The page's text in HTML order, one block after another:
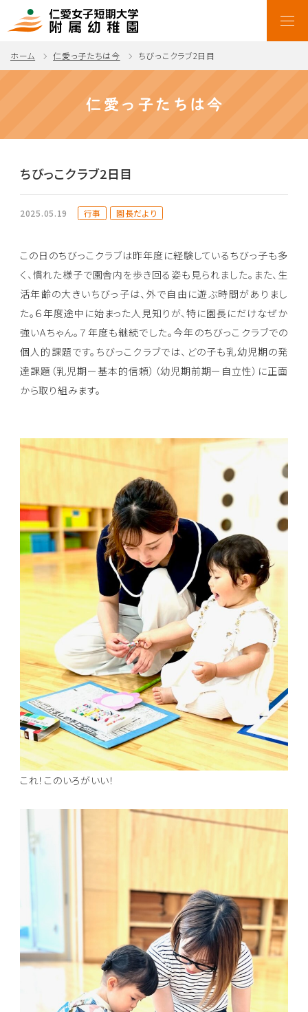
ホーム 仁愛っ子たちは今 ちびっこクラブ2日目
仁愛っ子たちは今
ちびっこクラブ2日目
2025.05.19 行事 園長だより
この日のちびっこクラブは昨年度に経験しているちびっ子も多
く、慣れた様子で園舎内を歩き回る姿も見られました。また、生
活年齢の大きいちびっ子は、外で自由に遊ぶ時間がありまし
た。６年度途中に始まった人見知りが、特に園長にだけなぜか
強いAちゃん。７年度も継続でした。今年のちびっこクラブでの
個人的課題です。ちびっこクラブでは、どの子も乳幼児期の発
達課題（乳児期ー基本的信頼）（幼児期前期ー自立性）に正面
から取り組みます。
これ！このいろがいい！